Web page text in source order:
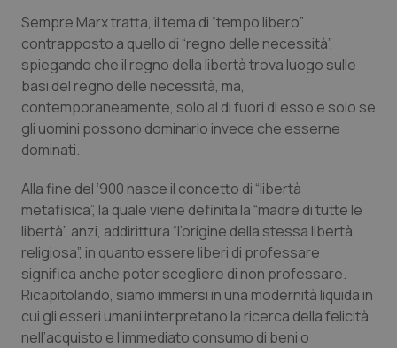
Quotidiano Cardiologia
Quotidiano Chirurgia
Quotidiano Oncologia
Quotidiano Pediatria
Rene & patologie urogenitali
Salute orale & impianti
Sangue & coagulazione
Sempre Marx tratta, il tema di “tempo libero”
contrapposto a quello di “regno delle necessità”,
spiegando che il regno della libertà trova luogo sulle
basi del regno delle necessità, ma,
contemporaneamente, solo al di fuori di esso e solo se
gli uomini possono dominarlo invece che esserne
dominati.
Alla fine del ‘900 nasce il concetto di “libertà
metafisica”, la quale viene definita la “madre di tutte le
libertà”, anzi, addirittura “l’origine della stessa libertà
religiosa”, in quanto essere liberi di professare
significa anche poter scegliere di non professare.
Ricapitolando, siamo immersi in una modernità liquida in
cui gli esseri umani interpretano la ricerca della felicità
nell’acquisto e l’immediato consumo di beni o